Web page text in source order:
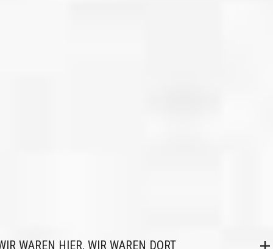
WAREN HIER, WIR WAREN DORT